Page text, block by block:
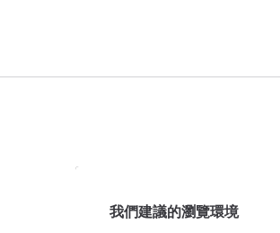
我們建議的瀏覽環境